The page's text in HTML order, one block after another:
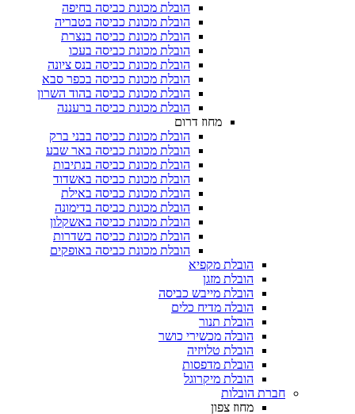
הובלת מכונת כביסה בחיפה
הובלת מכונת כביסה בטבריה
הובלת מכונת כביסה בנצרת
הובלת מכונת כביסה בעכו
הובלת מכונת כביסה בנס ציונה
הובלת מכונת כביסה בכפר סבא
הובלת מכונת כביסה בהוד השרון
הובלת מכונת כביסה ברעננה
הובלת מכונת כביסה בבני ברק
הובלת מכונת כביסה באר שבע
הובלת מכונת כביסה בנתיבות
הובלת מכונת כביסה באשדוד
הובלת מכונת כביסה באילת
הובלת מכונת כביסה בדימונה
הובלת מכונת כביסה באשקלון
הובלת מכונת כביסה בשדרות
הובלת מכונת כביסה באופקים
הובלת מקפיא​
הובלת מייבש כביסה
הובלה מדיח כלים
הובלה מכשירי כושר
הובלת טלויזיה
הובלת מדפסות
הובלת מיקרוגל
הובלות